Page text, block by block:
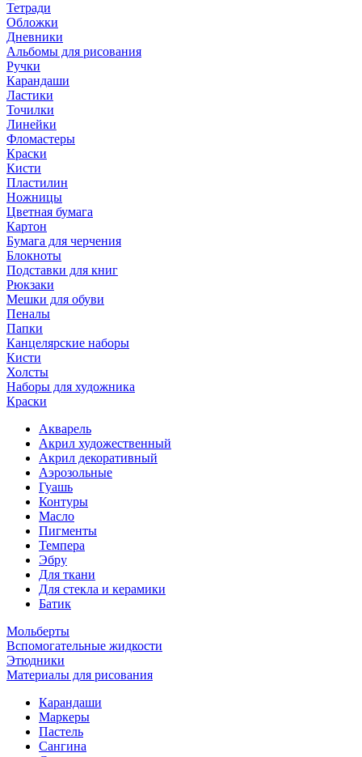
Тетради
Обложки
Дневники
Альбомы для рисования
Ручки
Карандаши
Ластики
Точилки
Линейки
Фломастеры
Краски
Кисти
Пластилин
Ножницы
Цветная бумага
Картон
Бумага для черчения
Блокноты
Подставки для книг
Рюкзаки
Мешки для обуви
Пеналы
Папки
Канцелярские наборы
Кисти
Холсты
Наборы для художника
Краски
Акварель
Акрил художественный
Акрил декоративный
Аэрозольные
Гуашь
Контуры
Масло
Пигменты
Темпера
Эбру
Для ткани
Для стекла и керамики
Батик
Мольберты
Вспомогательные жидкости
Этюдники
Материалы для рисования
Карандаши
Маркеры
Пастель
Сангина